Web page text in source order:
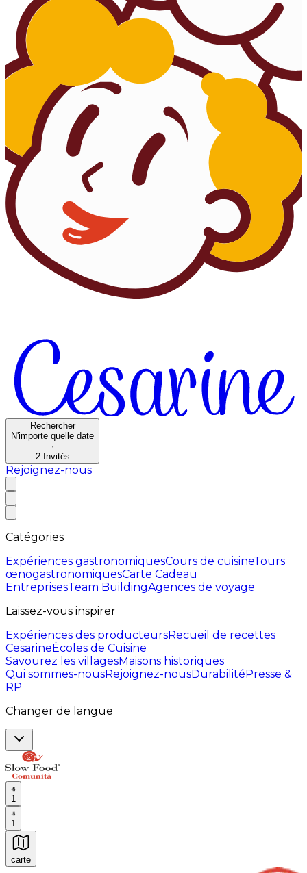
Rechercher
N'importe quelle date
·
2 Invités
Rejoignez-nous
Catégories
Expériences gastronomiquesCours de cuisineTours
œnogastronomiquesCarte Cadeau
EntreprisesTeam BuildingAgences de voyage
Laissez-vous inspirer
Expériences des producteursRecueil de recettes
CesarineÈcoles de Cuisine
Savourez les villagesMaisons historiques
Qui sommes-nousRejoignez-nousDurabilitéPresse &
RP
Changer de langue
1
1
carte